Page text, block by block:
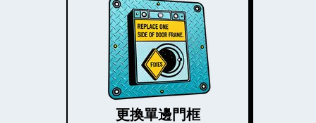
更換單邊門框